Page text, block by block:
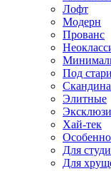
Лофт
Модерн
Прованс
Под
Элитные
Хай-тек
Для
Для